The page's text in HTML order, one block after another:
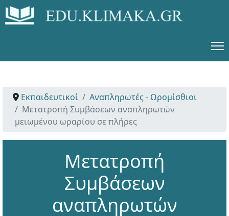
Εκπαιδευτικοί
Αναπληρωτές - Ωρομίσθιοι
Μετατροπή Συμβάσεων αναπληρωτών
μειωμένου ωραρίου σε πλήρες
Μετατροπή
Συμβάσεων
αναπληρωτών